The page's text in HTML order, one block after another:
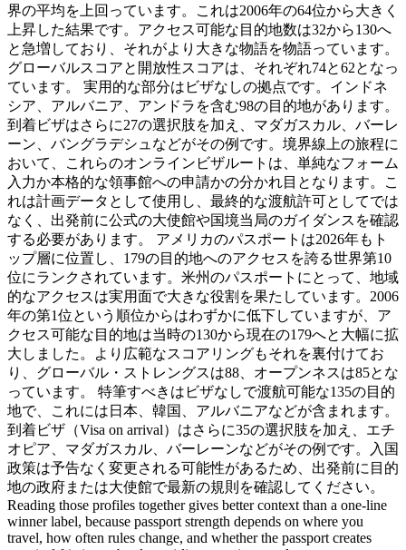
界の平均を上回っています。これは2006年の64位から大きく
上昇した結果です。アクセス可能な目的地数は32から130へ
と急増しており、それがより大きな物語を物語っています。
グローバルスコアと開放性スコアは、それぞれ74と62となっ
ています。 実用的な部分はビザなしの拠点です。インドネ
シア、アルバニア、アンドラを含む98の目的地があります。
到着ビザはさらに27の選択肢を加え、マダガスカル、バーレ
ーン、バングラデシュなどがその例です。境界線上の旅程に
おいて、これらのオンラインビザルートは、単純なフォーム
入力か本格的な領事館への申請かの分かれ目となります。こ
れは計画データとして使用し、最終的な渡航許可としてでは
なく、出発前に公式の大使館や国境当局のガイダンスを確認
する必要があります。 アメリカのパスポートは2026年もト
ップ層に位置し、179の目的地へのアクセスを誇る世界第10
位にランクされています。米州のパスポートにとって、地域
的なアクセスは実用面で大きな役割を果たしています。2006
年の第1位という順位からはわずかに低下していますが、ア
クセス可能な目的地は当時の130から現在の179へと大幅に拡
大しました。より広範なスコアリングもそれを裏付けてお
り、グローバル・ストレングスは88、オープンネスは85とな
っています。 特筆すべきはビザなしで渡航可能な135の目的
地で、これには日本、韓国、アルバニアなどが含まれます。
到着ビザ（Visa on arrival）はさらに35の選択肢を加え、エチ
オピア、マダガスカル、バーレーンなどがその例です。入国
政策は予告なく変更される可能性があるため、出発前に目的
地の政府または大使館で最新の規則を確認してください。
Reading those profiles together gives better context than a one-line
winner label, because passport strength depends on where you
travel, how often rules change, and whether the passport creates